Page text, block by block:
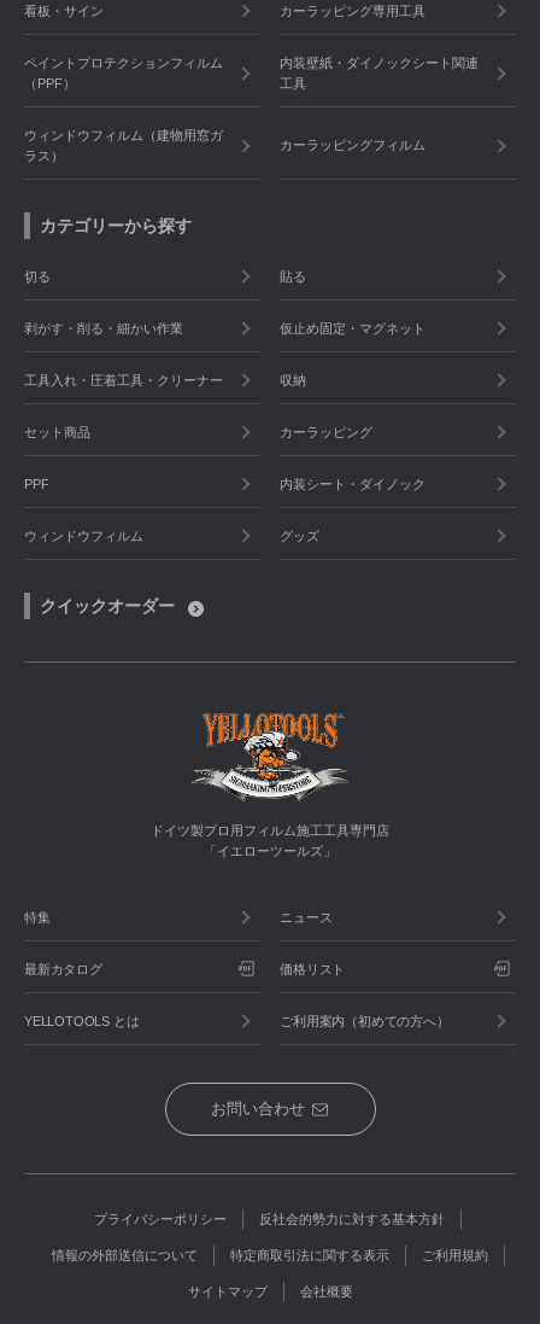
看板・サイン カーラッピング専用工具
ペイントプロテクションフィルム
（PPF）
内装壁紙・ダイノックシート関連
工具
ウィンドウフィルム（建物用窓ガ
ラス）
カーラッピングフィルム
カテゴリーから探す
切る 貼る
剥がす・削る・細かい作業 仮止め固定・マグネット
工具入れ・圧着工具・クリーナー 収納
セット商品 カーラッピング
PPF 内装シート・ダイノック
ウィンドウフィルム グッズ
クイックオーダー
ドイツ製プロ用フィルム施工工具専門店
「イエローツールズ」
特集 ニュース
最新カタログ 価格リスト
YELLOTOOLS とは ご利用案内（初めての方へ）
お問い合わせ
プライバシーポリシー 反社会的勢力に対する基本方針
情報の外部送信について 特定商取引法に関する表示 ご利用規約
サイトマップ 会社概要